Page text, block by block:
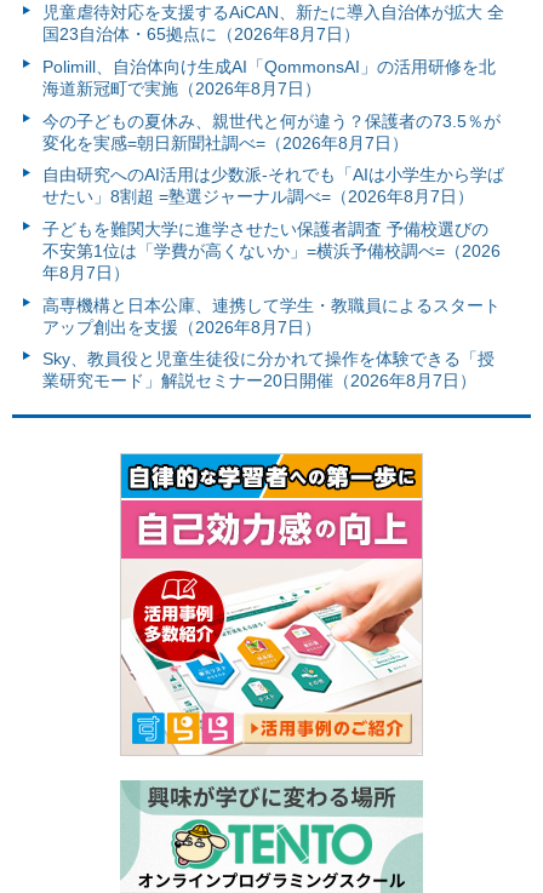
児童虐待対応を支援するAiCAN、新たに導入自治体が拡大 全
国23自治体・65拠点に（2026年8月7日）
Polimill、自治体向け生成AI「QommonsAI」の活用研修を北
海道新冠町で実施（2026年8月7日）
今の子どもの夏休み、親世代と何が違う？保護者の73.5％が
変化を実感=朝日新聞社調べ=（2026年8月7日）
自由研究へのAI活用は少数派-それでも「AIは小学生から学ば
せたい」8割超 =塾選ジャーナル調べ=（2026年8月7日）
子どもを難関大学に進学させたい保護者調査 予備校選びの
不安第1位は「学費が高くないか」=横浜予備校調べ=（2026
年8月7日）
高専機構と日本公庫、連携して学生・教職員によるスタート
アップ創出を支援（2026年8月7日）
Sky、教員役と児童生徒役に分かれて操作を体験できる「授
業研究モード」解説セミナー20日開催（2026年8月7日）